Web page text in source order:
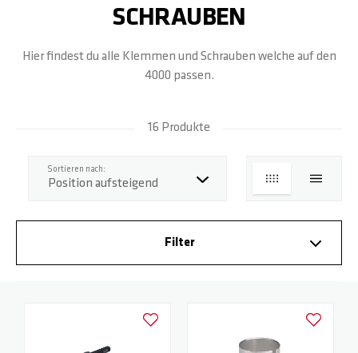
4000
ROCKY
HANDGRIFFE / BAR ENDS
T-BARS
HEADSETS / KUGELLAGER
DECKS
SCOOTER STANDS
HELME
LONGSLEEVES
WRISTBANDS
WERKSTATT
FAQ
SCHRAUBEN
Hier findest du alle Klemmen und Schrauben welche auf den
4000 passen.
16 Produkte
Sortieren nach:
LISTE LISTE
Filter
Zur Wunschliste hinzufügen Zur